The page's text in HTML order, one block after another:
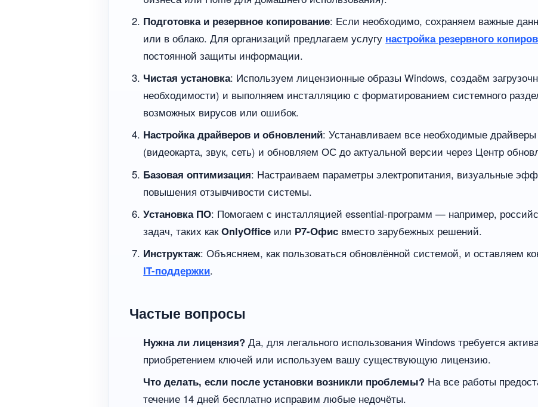
Подготовка и резервное копирование: Если необходимо, сохраняем важные
или в облако. Для организаций предлагаем услугу настройка резервного
постоянной защиты информации.
Чистая установка: Используем лицензионные образы Windows, создаём
необходимости) и выполняем инсталляцию с форматированием системного
возможных вирусов или ошибок.
Настройка драйверов и обновлений: Устанавливаем все необходимые
(видеокарта, звук, сеть) и обновляем ОС до актуальной версии через Центр
Базовая оптимизация: Настраиваем параметры электропитания, визуальные
повышения отзывчивости системы.
Установка ПО: Помогаем с инсталляцией essential-программ — например,
задач, таких какOnlyOffice или Р7-Офис вместо зарубежных решений.
Инструктаж: Объясняем, как пользоваться обновлённой системой, и оставляем
IT-поддержки.
Частые вопросы
Нужна ли лицензия? Да, для легального использования Windows требуется
приобретением ключей или используем вашу существующую лицензию.
Что делать, если после установки возникли проблемы? На все работы
течение 14 дней бесплатно исправим любые недочёты.